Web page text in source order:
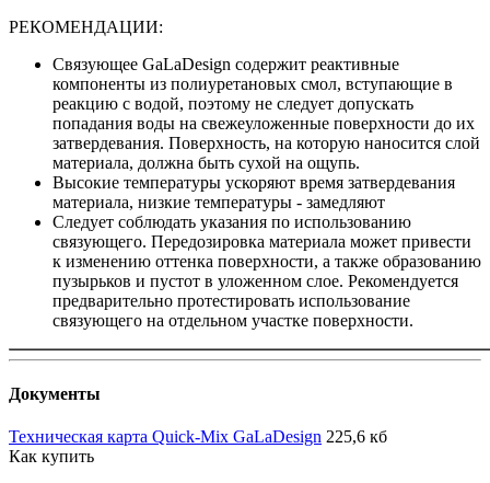
РЕКОМЕНДАЦИИ:
Связующее GaLaDesign содержит реактивные
компоненты из полиуретановых смол, вступающие в
реакцию с водой, поэтому не следует допускать
попадания воды на свежеуложенные поверхности до их
затвердевания. Поверхность, на которую наносится слой
материала, должна быть сухой на ощупь.
Высокие температуры ускоряют время затвердевания
материала, низкие температуры - замедляют
Следует соблюдать указания по использованию
связующего. Передозировка материала может привести
к изменению оттенка поверхности, а также образованию
пузырьков и пустот в уложенном слое. Рекомендуется
предварительно протестировать использование
связующего на отдельном участке поверхности.
Документы
Техническая карта Quick-Mix GaLaDesign 225,6 кб
Как купить